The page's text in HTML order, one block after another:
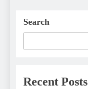
Search
Recent Posts